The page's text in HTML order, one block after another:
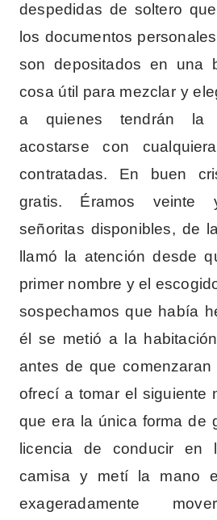
despedidas de soltero
los documentos
son depositados en una
cosa útil para mezclar y
a quienes tendrán la
acostarse con
contratadas. En buen
gratis. Éramos veinte
señoritas disponibles, de
llamó la atención desde
primer nombre y el
sospechamos que había
él se metió a la
antes de que
ofrecí a tomar el siguiente
que era la única forma de
licencia de conducir en
camisa y metí la mano
exageradamente